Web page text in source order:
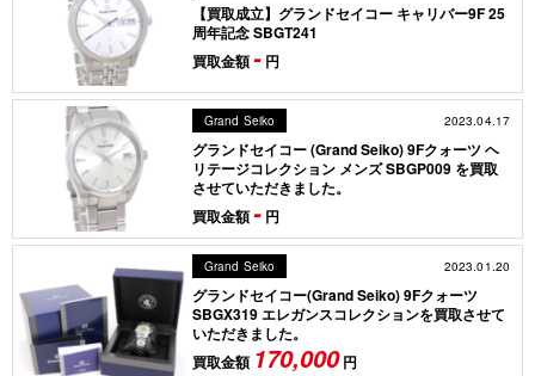
【買取成立】グランドセイコー キャリバー9F 25
周年記念 SBGT241
買取金額- 円
Grand Seiko 2023.04.17
グランドセイコー (Grand Seiko) 9Fクォーツ ヘ
リテージコレクション メンズ SBGP009 を買取
させていただきました。
買取金額- 円
Grand Seiko 2023.01.20
グランドセイコー(Grand Seiko) 9Fクォーツ
SBGX319 エレガンスコレクションを買取させて
いただきました。
買取金額 170,000円